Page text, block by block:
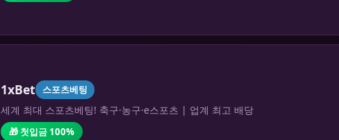
1xBet 스포츠베팅
세계 최대 스포츠베팅! 축구·농구·e스포츠 | 업계 최고 배당
🎁 첫입금 100%